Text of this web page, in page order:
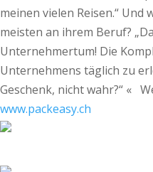
www.packeasy.ch